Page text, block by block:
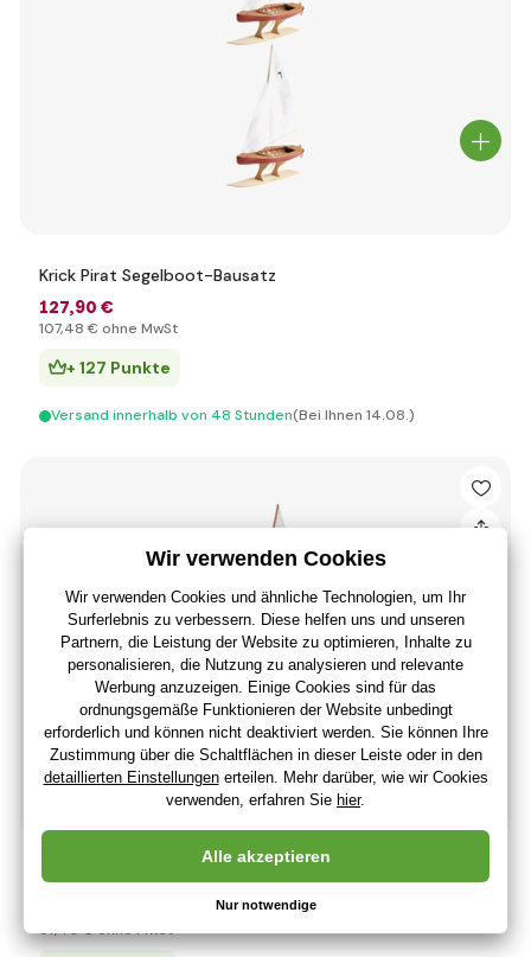
Krick Pirat Segelboot-Bausatz
127,90 €
107,48 € ohne MwSt
+ 127 Punkte
Versand innerhalb von 48 Stunden(Bei Ihnen 14.08.)
Krick Vaurien Segelboot 1:10 Bausatz
97,40 €ohne MwSt